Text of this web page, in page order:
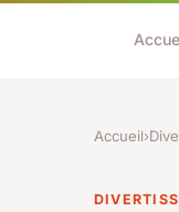
Accueil›